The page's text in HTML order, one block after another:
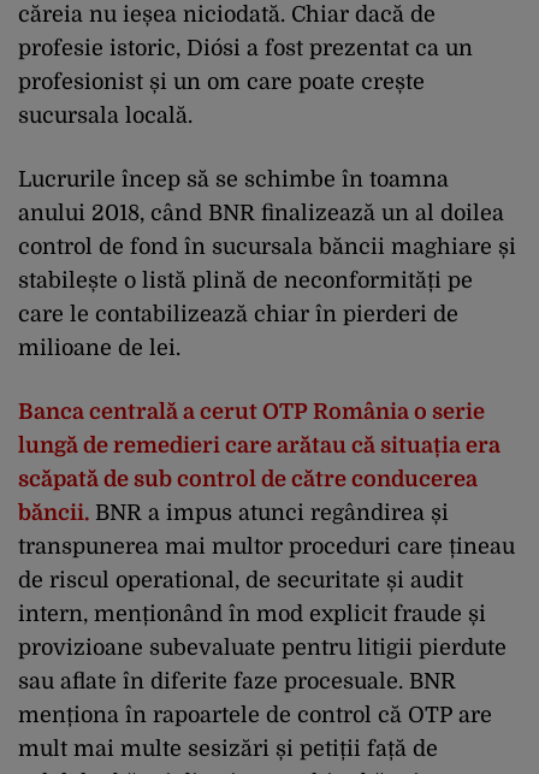
căreia nu ieșea niciodată. Chiar dacă de
profesie istoric, Diósi a fost prezentat ca un
profesionist și un om care poate crește
sucursala locală.
Lucrurile încep să se schimbe în toamna
anului 2018, când BNR finalizează un al doilea
control de fond în sucursala băncii maghiare și
stabilește o listă plină de neconformități pe
care le contabilizează chiar în pierderi de
milioane de lei.
Banca centrală a cerut OTP România o serie
lungă de remedieri care arătau că situația era
scăpată de sub control de către conducerea
băncii. BNR a impus atunci regândirea și
transpunerea mai multor proceduri care țineau
de riscul operational, de securitate și audit
intern, menționând în mod explicit fraude și
provizioane subevaluate pentru litigii pierdute
sau aflate în diferite faze procesuale. BNR
menționa în rapoartele de control că OTP are
mult mai multe sesizări și petiții față de